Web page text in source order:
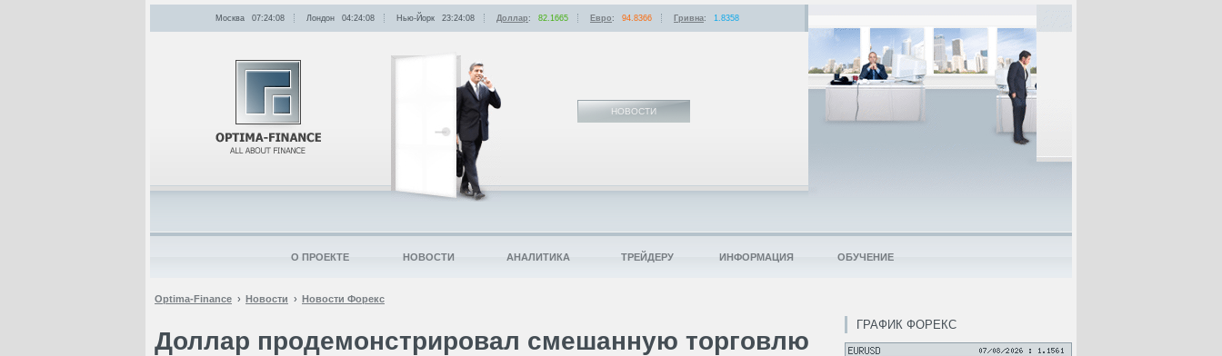
Optima-Finance Новости Новости Форекс
Доллар продемонстрировал смешанную торговлю
ГРАФИК ФОРЕКС
НОВОСТИ
Москва 07:24:08 Лондон 04:24:08 Нью-Йорк 23:24:08 Доллар: 82.1665 Евро: 94.8366 Гривна: 1.8358
О ПРОЕКТЕ НОВОСТИ АНАЛИТИКА ТРЕЙДЕРУ ИНФОРМАЦИЯ ОБУЧЕНИЕ